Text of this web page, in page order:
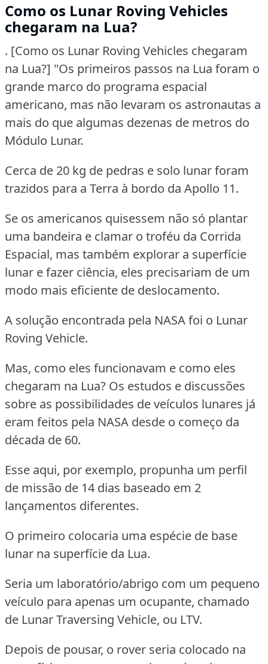
Como os Lunar Roving Vehicles
chegaram na Lua?
. [Como os Lunar Roving Vehicles chegaram
na Lua?] "Os primeiros passos na Lua foram o
grande marco do programa espacial
americano, mas não levaram os astronautas a
mais do que algumas dezenas de metros do
Módulo Lunar.
Cerca de 20 kg de pedras e solo lunar foram
trazidos para a Terra à bordo da Apollo 11.
Se os americanos quisessem não só plantar
uma bandeira e clamar o troféu da Corrida
Espacial, mas também explorar a superfície
lunar e fazer ciência, eles precisariam de um
modo mais eficiente de deslocamento.
A solução encontrada pela NASA foi o Lunar
Roving Vehicle.
Mas, como eles funcionavam e como eles
chegaram na Lua? Os estudos e discussões
sobre as possibilidades de veículos lunares já
eram feitos pela NASA desde o começo da
década de 60.
Esse aqui, por exemplo, propunha um perfil
de missão de 14 dias baseado em 2
lançamentos diferentes.
O primeiro colocaria uma espécie de base
lunar na superfície da Lua.
Seria um laboratório/abrigo com um pequeno
veículo para apenas um ocupante, chamado
de Lunar Traversing Vehicle, ou LTV.
Depois de pousar, o rover seria colocado na